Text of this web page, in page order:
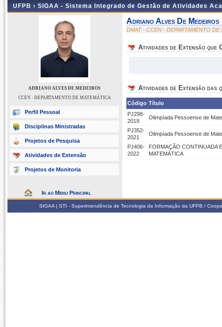
UFPB › SIGAA - Sistema Integrado de Gestão de Atividades
ADRIANO ALVES DE MEDEIROS
CCEN - DEPARTAMENTO DE MATEMÁTICA
Perfil Pessoal
Disciplinas Ministradas
Projetos de Pesquisa
Atividades de Extensão
Projetos de Monitoria
Ir ao Menu Principal
Adriano Alves De Medeiros
DMAT - CCEN - DEPARTAMENTO DE
Atividades de Extensão que
Atividades de Extensão das
Código Título
PJ298-
2019
Olimpíada Pessoense de
PJ352-
2021
Olimpíada Pessoense de
PJ406-
2022
FORMAÇÃO CONTINUADA
MATEMÁTICA
SIGAA | STI - Superintendência de Tecnologia da Informação da UFPB /